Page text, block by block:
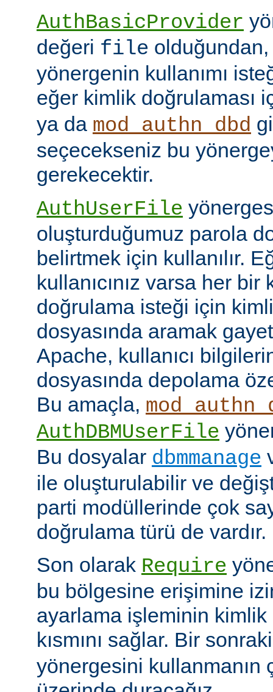
AuthBasicProvider
değeri file
yönergenin kullanımı
eğer kimlik doğrulaması
ya da mod_authn_dbd
seçecekseniz bu
gerekecektir.
AuthUserFile
oluşturduğumuz parola
belirtmek için kullanılır.
kullanıcınız varsa her bir
doğrulama isteği için
dosyasında aramak
Apache, kullanıcı
dosyasında depolama
Bu amaçla,
AuthDBMUserFile
Bu dosyalar dbmmanage
ile oluşturulabilir ve
parti modüllerinde çok
doğrulama türü de vardır.
Son olarak Require
bu bölgesine erişimine
ayarlama işleminin kimlik
kısmını sağlar. Bir
yönergesini kullanmanın